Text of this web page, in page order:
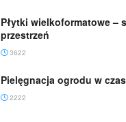
Płytki wielkoformatowe –
przestrzeń
3622
Pielęgnacja ogrodu w
2222